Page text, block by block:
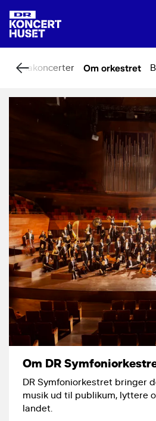
Temakoncerter Om orkestret
Om DR
DR Symfoniorkestret bringer
musik ud til publikum, lyttere
landet.